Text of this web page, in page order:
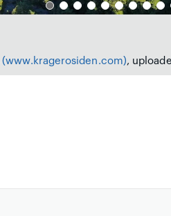
(www.kragerosiden.com),